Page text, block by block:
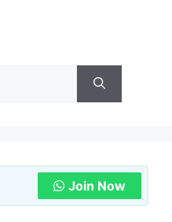
Join Now